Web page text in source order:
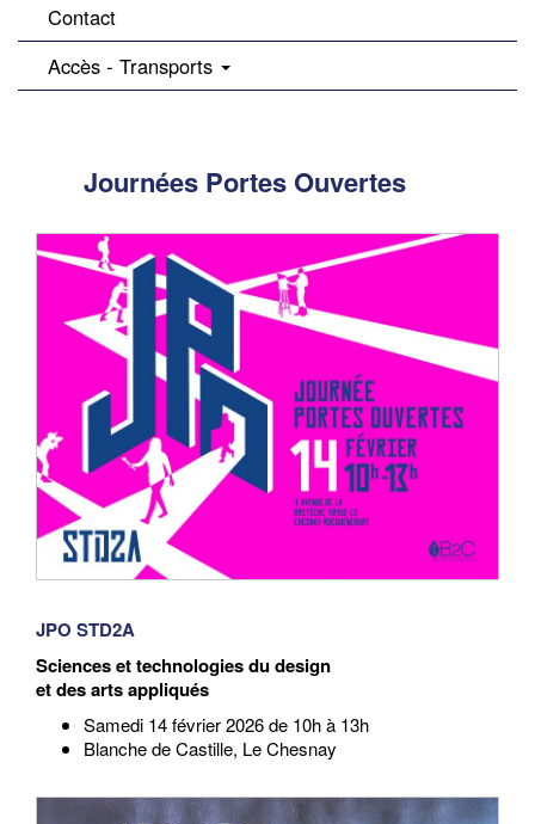
Contact
Accès - Transports
Journées Portes Ouvertes
JPO STD2A
Sciences et technologies du design
et des arts appliqués
Samedi 14 février 2026 de 10h à 13h
Blanche de Castille, Le Chesnay